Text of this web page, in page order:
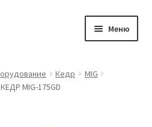
Меню
Кедр
MIG
MIG-175GD